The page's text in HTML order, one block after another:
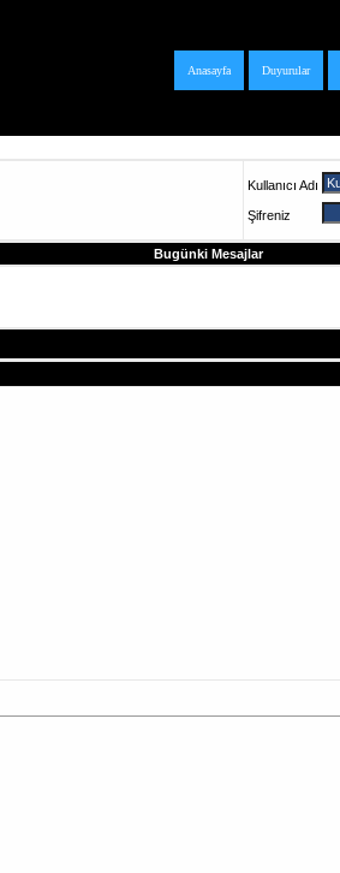
Duyurular
Anasayfa
Kullanıcı Adı
Şifreniz
Bugünki Mesajlar